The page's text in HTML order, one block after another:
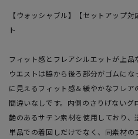
【ウォッシャブル】【セットアップ
ト
フィット感とフレアシルエットが上品
ウエストは脇から後ろ部分がゴムに
に見えるフィット感＆緩やかなフレ
間違いなしです。内側のさりげない
艶のあるサテン素材を使用しており、
単品での着回しだけでなく、同素材